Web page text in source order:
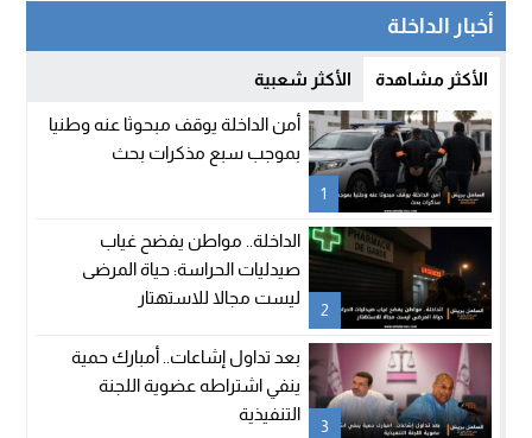
أخبار الداخلة
الأكثر مشاهدة الأكثر شعبية
1
أمن الداخلة يوقف مبحوثا عنه وطنيا
بموجب سبع مذكرات بحث
2
الداخلة.. مواطن يفضح غياب
صيدليات الحراسة: حياة المرضى
ليست مجالا للاستهتار
3
بعد تداول إشاعات.. أمبارك حمية
ينفي اشتراطه عضوية اللجنة
التنفيذية